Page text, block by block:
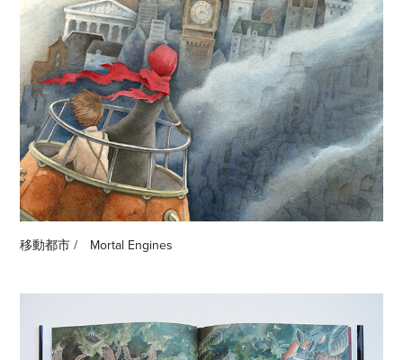
移動都市 /　Mortal Engines